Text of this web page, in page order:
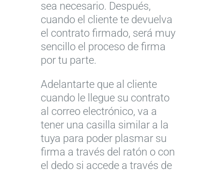
sea necesario. Después,
cuando el cliente te devuelva
el contrato firmado, será muy
sencillo el proceso de firma
por tu parte.
Adelantarte que al cliente
cuando le llegue su contrato
al correo electrónico, va a
tener una casilla similar a la
tuya para poder plasmar su
firma a través del ratón o con
el dedo si accede a través de